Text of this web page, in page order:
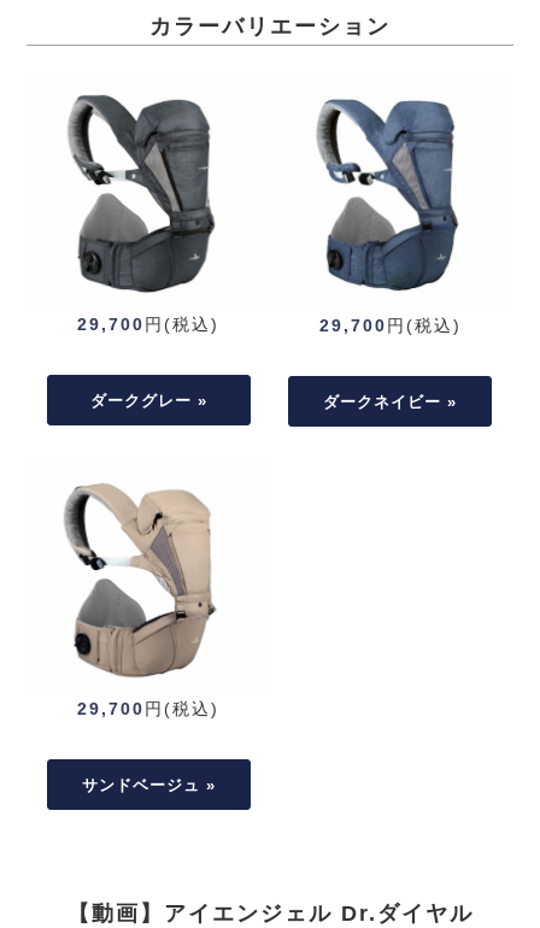
カラーバリエーション
29,700円(税込)
ダークグレー »
29,700円(税込)
ダークネイビー »
29,700円(税込)
サンドベージュ »
【動画】アイエンジェル Dr.ダイヤル